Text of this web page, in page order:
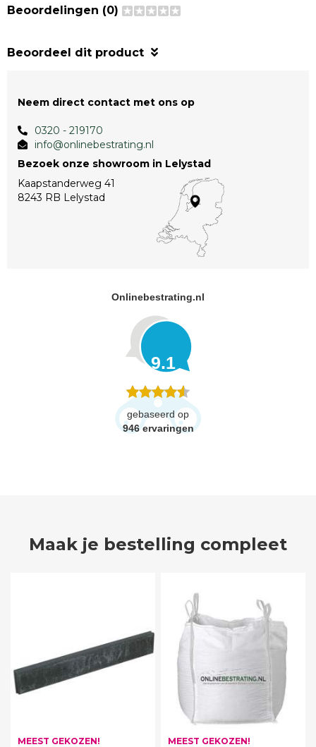
Beoordelingen (0)
Beoordeel dit product
Neem direct contact met ons op
0320 - 219170
info@onlinebestrating.nl
Bezoek onze showroom in Lelystad
Kaapstanderweg 41
8243 RB Lelystad
Onlinebestrating.nl
9.1
gebaseerd op
946 ervaringen
Maak je bestelling compleet
MEEST GEKOZEN! MEEST GEKOZEN!